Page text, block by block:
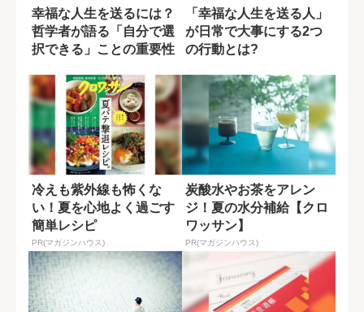
幸福な人生を送るには？
哲学者が語る「自分で選
択できる」ことの重要性
「幸福な人生を送る人」
が日常で大事にする2つ
の行動とは?
冷えも紫外線も怖くな
い！夏を心地よく過ごす
簡単レシピ
PR(マガジンハウス)
炭酸水やお茶をアレン
ジ！夏の水分補給【クロ
ワッサン】
PR(マガジンハウス)